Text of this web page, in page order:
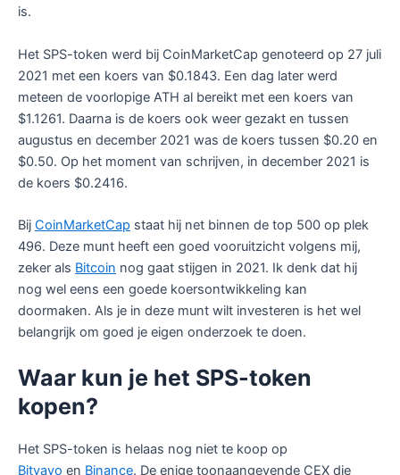
is.
Het SPS-token werd bij CoinMarketCap genoteerd op 27 juli
2021 met een koers van $0.1843. Een dag later werd
meteen de voorlopige ATH al bereikt met een koers van
$1.1261. Daarna is de koers ook weer gezakt en tussen
augustus en december 2021 was de koers tussen $0.20 en
$0.50. Op het moment van schrijven, in december 2021 is
de koers $0.2416.
Bij CoinMarketCap staat hij net binnen de top 500 op plek
496. Deze munt heeft een goed vooruitzicht volgens mij,
zeker als Bitcoin nog gaat stijgen in 2021. Ik denk dat hij
nog wel eens een goede koersontwikkeling kan
doormaken. Als je in deze munt wilt investeren is het wel
belangrijk om goed je eigen onderzoek te doen.
Waar kun je het SPS-token
kopen?
Het SPS-token is helaas nog niet te koop op
Bitvavo en Binance. De enige toonaangevende CEX die